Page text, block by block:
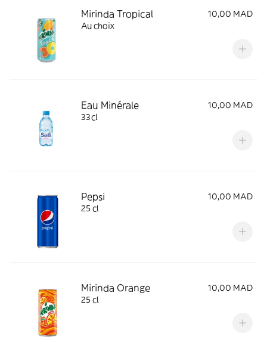
Mirinda Tropical
10,00 MAD
Au choix
Eau Minérale
10,00 MAD
33cl
Pepsi
10,00 MAD
25 cl
Mirinda Orange
10,00 MAD
25 cl